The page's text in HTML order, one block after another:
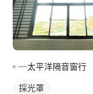
太平洋隔音窗行
採光罩